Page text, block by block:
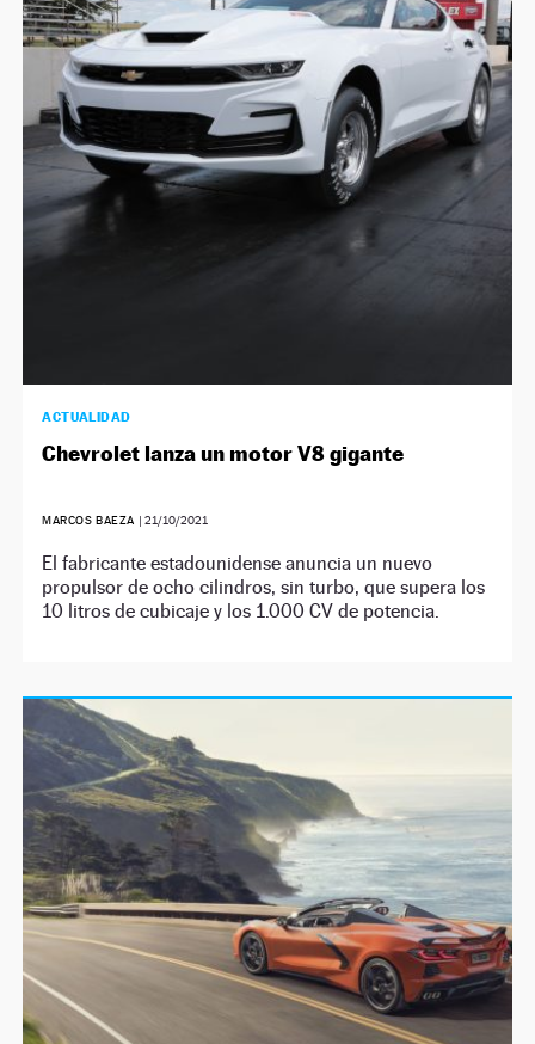
ACTUALIDAD
Chevrolet lanza un motor V8 gigante
MARCOS BAEZA | 21/10/2021
El fabricante estadounidense anuncia un nuevo
propulsor de ocho cilindros, sin turbo, que supera los
10 litros de cubicaje y los 1.000 CV de potencia.